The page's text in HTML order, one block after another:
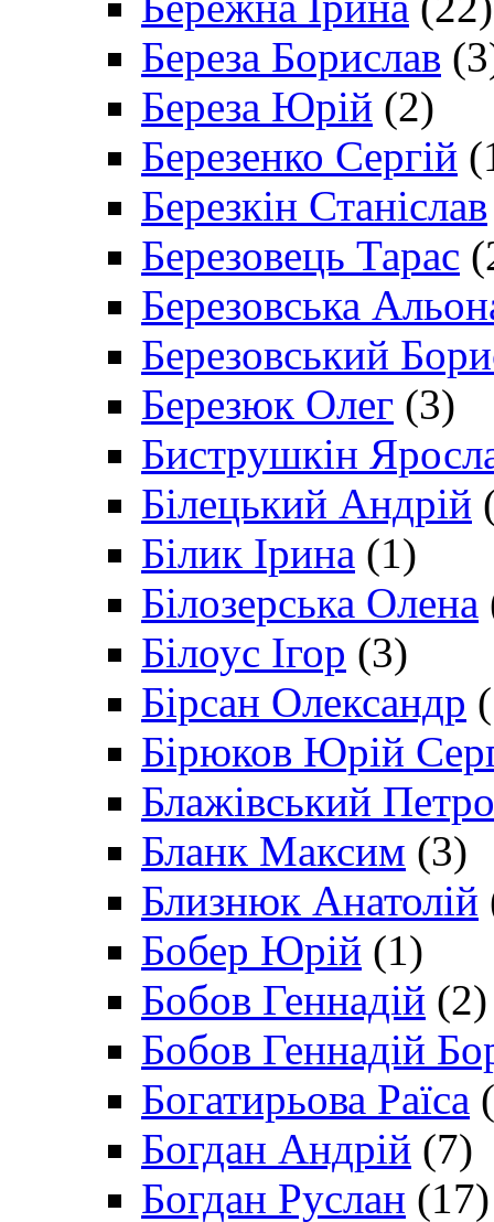
Береза Борислав
Береза Юрій (2)
Березенко Сергій
Березкін Станіслав
Березовець Тарас
Березовська
Березовський
Березюк Олег (3)
Биструшкін
Білецький Андрій
Білик Ірина (1)
Білозерська Олена
Білоус Ігор (3)
Бірсан Олександр
Бірюков Юрій
Блажівський Петро
Бланк Максим (3)
Близнюк Анатолій
Бобер Юрій (1)
Бобов Геннадій (2)
Бобов Геннадій
Богатирьова Раїса
Богдан Андрій (7)
Богдан Руслан (17)